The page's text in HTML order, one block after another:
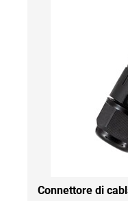
Connettore di